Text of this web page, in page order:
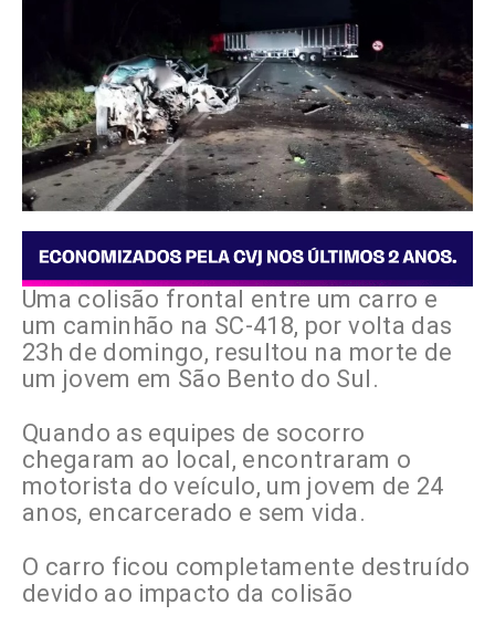
Uma colisão frontal entre um carro e
um caminhão na SC-418, por volta das
23h de domingo, resultou na morte de
um jovem em São Bento do Sul.
Quando as equipes de socorro
chegaram ao local, encontraram o
motorista do veículo, um jovem de 24
anos, encarcerado e sem vida.
O carro ficou completamente destruído
devido ao impacto da colisão